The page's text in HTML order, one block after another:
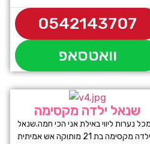
0542143707
וואטסאפ
שנאל ילדה מקסימה
מכל נערות ליווי באילת אני הכי חמה.שנאל
ילדה מקסימה בת 21 מותוקה אש אמיתית